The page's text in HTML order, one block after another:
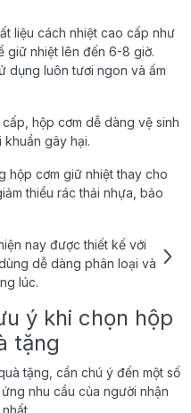
liệu cách nhiệt cao cấp như
giữ nhiệt lên đến 6-8 giờ.
dụng luôn tươi ngon và ấm
hộp cơm dễ dàng vệ sinh
khuẩn gây hại.
hộp cơm giữ nhiệt thay cho
thiểu rác thải nhựa, bảo
nay được thiết kế với
dễ dàng phân loại và
lúc.
ý khi chọn hộp
tặng
tặng, cần chú ý đến một số
nhu cầu của người nhận